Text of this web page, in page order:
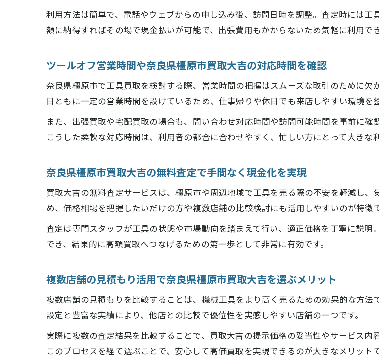
利用方法は簡単で、電話やウェブからの申し込み後、訪問日時を調整。査定時には
額に納得すればその場で現金払いが可能で、出張費用もかからないため気軽に利用で
ツールオフ営業時間や奈良県橿原市買取大吉の対応時間を確認
奈良県橿原市で工具買取を検討する際、営業時間の把握はスムーズな取引のために
日ともに一定の営業時間を設けているため、仕事帰りや休日でも来店しやすい環境を
また、出張買取や宅配買取の場合も、問い合わせ対応時間や訪問可能時間を事前に確
こうした柔軟な対応時間は、利用者の都合に合わせやすく、忙しい方にとって大きな
奈良県橿原市買取大吉の無料査定で手間なく現金化を実現
買取大吉の無料査定サービスは、橿原市や周辺地域で工具を売る際の不安を軽減し
め、価格相場を把握したいだけの方や複数店舗の比較検討にも活用しやすいのが特徴で
査定は専門スタッフが工具の状態や市場動向を踏まえて行い、適正価格を丁寧に説
でき、結果的に高額買取へつなげるための第一歩として非常に有効です。
複数店舗の見積もり活用で奈良県橿原市買取大吉を選ぶメリット
複数店舗の見積もりを比較することは、機械工具をより高く売るための効果的な方
設定と豊富な実績により、他店との比較で優位性を実感しやすい店舗の一つです。
実際に複数の査定結果を比較することで、買取大吉の提示価格の妥当性やサービス内
このプロセスを経て選ぶことで、安心して高価買取を実現できるのが大きなメリットで